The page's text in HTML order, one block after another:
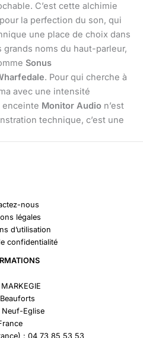
C’est cette alchimie
la perfection du son, qui
une place de choix dans
noms du haut-parleur,
Sonus
. Pour qui cherche à
avec une intensité
enceinte Monitor Audio n’est
technique, c’est une
nous
légales
d’utilisation
confidentialité
Eglise
: 04 73 85 53 53